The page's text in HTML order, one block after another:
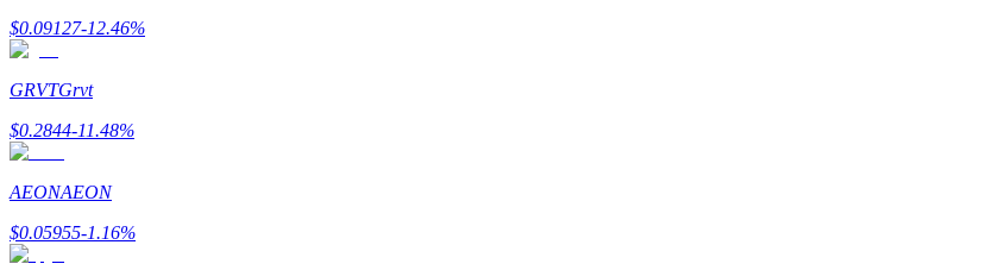
$0.09127-12.46%
GRVTGrvt
$0.2844-11.48%
AEONAEON
$0.05955-1.16%